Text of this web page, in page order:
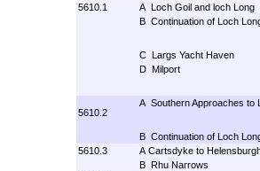
5610.1
A Loch Goil and loch Long
B Continuation of Loch
C Largs Yacht Haven
D Milport
5610.2
A Southern Approaches to
B Continuation of Loch
5610.3
A Cartsdyke to
B Rhu Narrows